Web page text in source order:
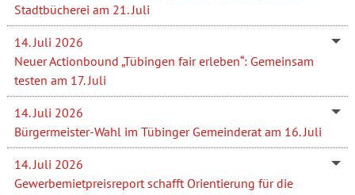
Stadtbücherei am 21. Juli
14. Juli 2026
Neuer Actionbound „Tübingen fair erleben“: Gemeinsam
testen am 17. Juli
14. Juli 2026
Bürgermeister-Wahl im Tübinger Gemeinderat am 16. Juli
14. Juli 2026
Gewerbemietpreisreport schafft Orientierung für die